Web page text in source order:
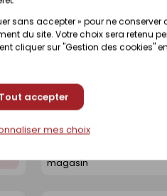
sans accepter » pour ne conserver
du site. Votre choix sera retenu
cliquer sur "Gestion des cookies"
Tout accepter
mes choix
Enregistrer
comme
Receveur de
ardoise doux - 90 x
Référence : 30360900
Disponible sur
magasin